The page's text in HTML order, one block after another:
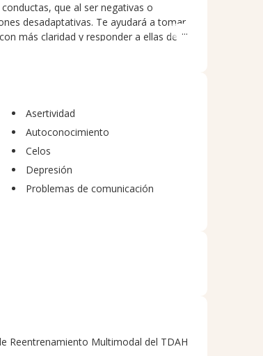
que al ser negativas o
desadaptativas. Te ayudará a tomar
más claridad y responder a ellas de
Asertividad
Autoconocimiento
Celos
Depresión
Problemas de comunicación
Reentrenamiento Multimodal del TDAH